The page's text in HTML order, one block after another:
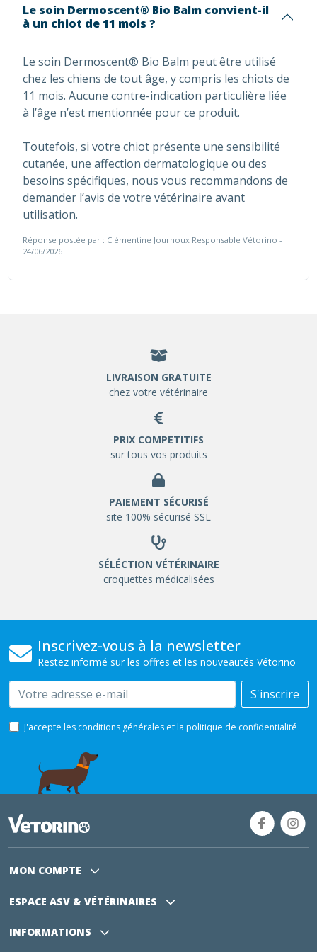
Le soin Dermoscent® Bio Balm convient-il
à un chiot de 11 mois ?
Le soin Dermoscent® Bio Balm peut être utilisé
chez les chiens de tout âge, y compris les chiots de
11 mois. Aucune contre-indication particulière liée
à l’âge n’est mentionnée pour ce produit.
Toutefois, si votre chiot présente une sensibilité
cutanée, une affection dermatologique ou des
besoins spécifiques, nous vous recommandons de
demander l’avis de votre vétérinaire avant
utilisation.
Réponse postée par : Clémentine Journoux Responsable Vétorino -
24/06/2026
LIVRAISON GRATUITE
chez votre vétérinaire
PRIX COMPETITIFS
sur tous vos produits
PAIEMENT SÉCURISÉ
site 100% sécurisé SSL
SÉLÉCTION VÉTÉRINAIRE
croquettes médicalisées
Inscrivez-vous à la newsletter
Restez informé sur les offres et les nouveautés Vétorino
Email S'inscrire
J'accepte les conditions générales et la politique de confidentialité
MON COMPTE
ESPACE ASV & VÉTÉRINAIRES
INFORMATIONS